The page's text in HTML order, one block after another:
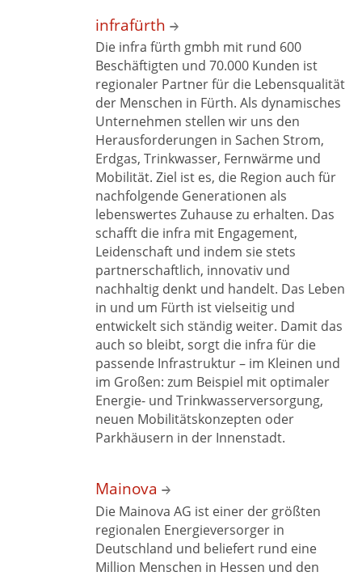
infrafürth
Die infra fürth gmbh mit rund 600
Beschäftigten und 70.000 Kunden ist
regionaler Partner für die Lebensqualität
der Menschen in Fürth. Als dynamisches
Unternehmen stellen wir uns den
Herausforderungen in Sachen Strom,
Erdgas, Trinkwasser, Fernwärme und
Mobilität. Ziel ist es, die Region auch für
nachfolgende Generationen als
lebenswertes Zuhause zu erhalten. Das
schafft die infra mit Engagement,
Leidenschaft und indem sie stets
partnerschaftlich, innovativ und
nachhaltig denkt und handelt. Das Leben
in und um Fürth ist vielseitig und
entwickelt sich ständig weiter. Damit das
auch so bleibt, sorgt die infra für die
passende Infrastruktur – im Kleinen und
im Großen: zum Beispiel mit optimaler
Energie- und Trinkwasserversorgung,
neuen Mobilitätskonzepten oder
Parkhäusern in der Innenstadt.
Mainova
Die Mainova AG ist einer der größten
regionalen Energieversorger in
Deutschland und beliefert rund eine
Million Menschen in Hessen und den